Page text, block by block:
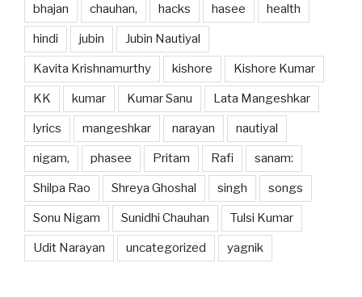
bhajan chauhan, hacks hasee health
hindi jubin Jubin Nautiyal
Kavita Krishnamurthy kishore Kishore Kumar
KK kumar Kumar Sanu Lata Mangeshkar
lyrics mangeshkar narayan nautiyal
nigam, phasee Pritam Rafi sanam:
Shilpa Rao Shreya Ghoshal singh songs
Sonu Nigam Sunidhi Chauhan Tulsi Kumar
Udit Narayan uncategorized yagnik